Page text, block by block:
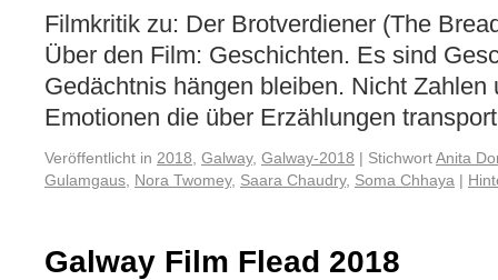
Filmkritik zu: Der Brotverdiener (The
Über den Film: Geschichten. Es sind
Gedächtnis hängen bleiben. Nicht Zahlen
Emotionen die über Erzählungen
Veröffentlicht in 2018 Galway, Galway-2018 | StichwortAnita
Gulamgaus Nora Twomey, Saara Chaudry, Soma Chhaya |
Galway Film Flead 2018